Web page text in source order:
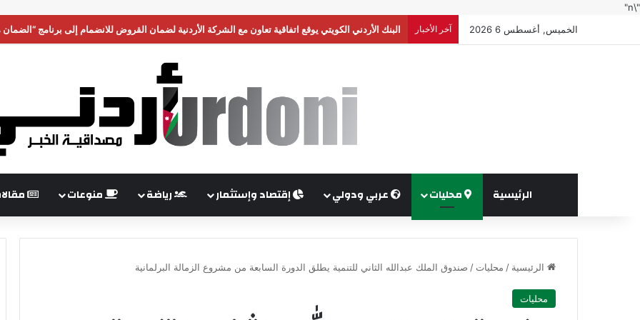
"\n"
الخميس, أغسطس 6 2026
آخر الأخبار البنك الأردني الكويتي يوقع اتفاقية تعاون مع الشركة الأردنية لضمان القروض للانضمام إلى برنامج
الرئيسية محليات عربي ودولي إقتصاد وإستثمار رياضة منوعات
الرئيسية / محليات / صندوق الملك عبدالله الثاني للتنمية يطلق الدورة السابعة من مشروع الزمالة البرلمانية
محليات